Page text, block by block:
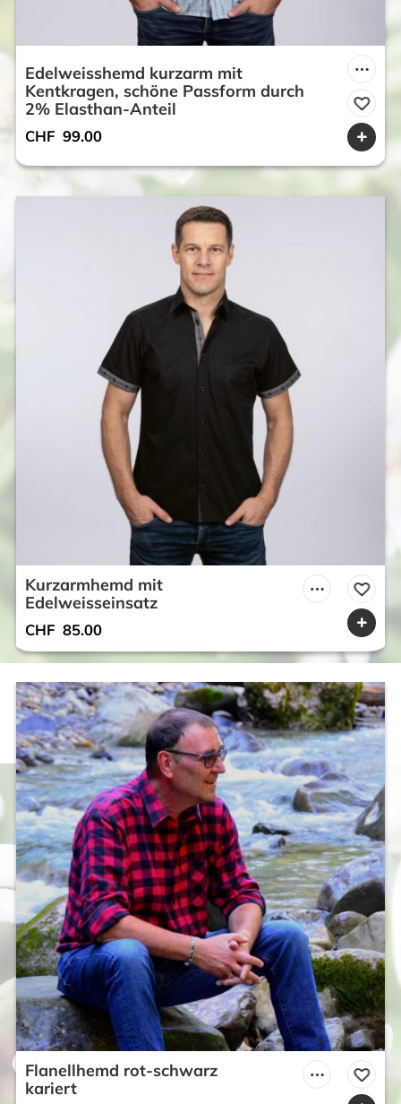
Edelweisshemd kurzarm mit
Kentkragen, schöne Passform durch
2% Elasthan-Anteil
CHF 99.00
Kurzarmhemd mit
Edelweisseinsatz
CHF 85.00
Flanellhemd rot-schwarz
kariert